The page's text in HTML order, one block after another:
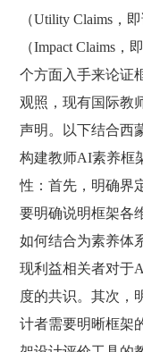
（Utility Claims，
（Impact Claims
个方面入手来论证
观照，现有国际教
声明。以下结合西
构建教师AI素养框
性：首先，明确界
要明确说明框架各
如何结合为素养体
现利益相关者对于
度的共识。其次，
计者需要明晰框架